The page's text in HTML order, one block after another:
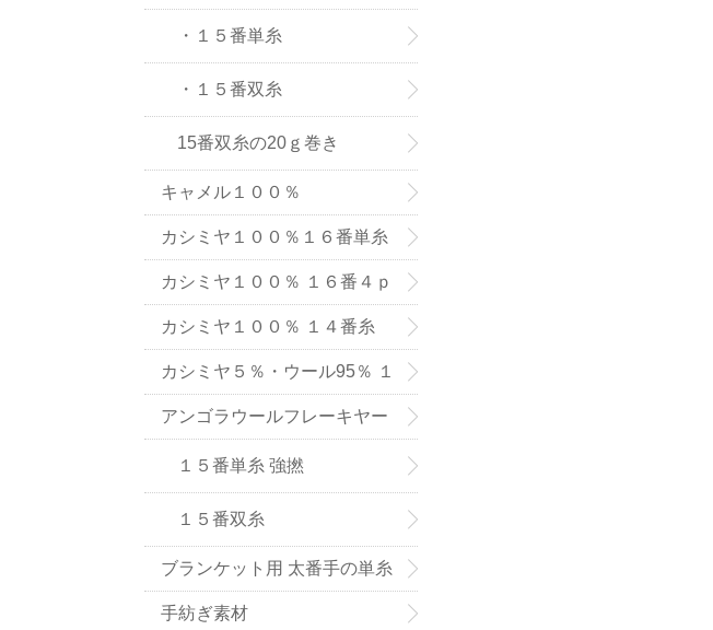
糸、双糸
・１５番単糸
・１５番双糸
15番双糸の20ｇ巻き
キャメル１００％
カシミヤ１００％１６番単糸
（手織り用） ６色
カシミヤ１００％ １６番４ｐ
ｌｙ手編み用（中細タイプ）
カシミヤ１００％ １４番糸
（在庫限りで販売終了）
カシミヤ５％・ウール95％ １
６番単糸
アンゴラウールフレーキヤー
ン １５番糸
１５番単糸 強撚
１５番双糸
ブランケット用 太番手の単糸
手紡ぎ素材